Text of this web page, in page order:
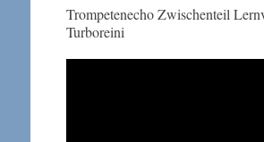
Trompetenecho Zwischenteil
Turboreini